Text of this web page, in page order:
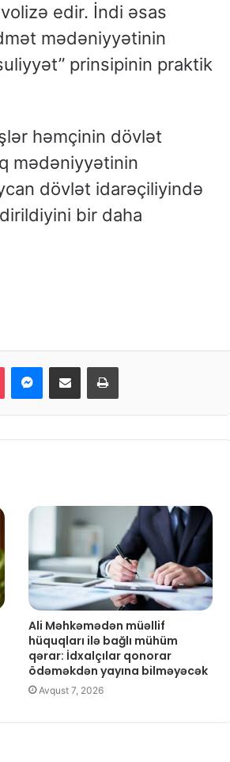
edir. İndi əsas
mədəniyyətinin
prinsipinin praktik
həmçinin dövlət
mədəniyyətinin
dövlət idarəçiliyində
bir daha
Ali Məhkəmədən müəllif
hüquqları ilə bağlı mühüm
qərar: İdxalçılar qonorar
ödəməkdən yayına bilməyəcək
Avqust 7, 2026